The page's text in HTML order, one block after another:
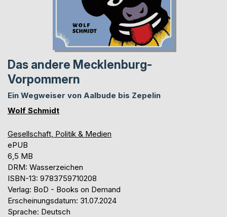
Das andere Mecklenburg-
Vorpommern
Ein Wegweiser von Aalbude bis Zepelin
Wolf Schmidt
Gesellschaft, Politik & Medien
ePUB
6,5 MB
DRM: Wasserzeichen
ISBN-13: 9783759710208
Verlag: BoD - Books on Demand
Erscheinungsdatum: 31.07.2024
Sprache: Deutsch